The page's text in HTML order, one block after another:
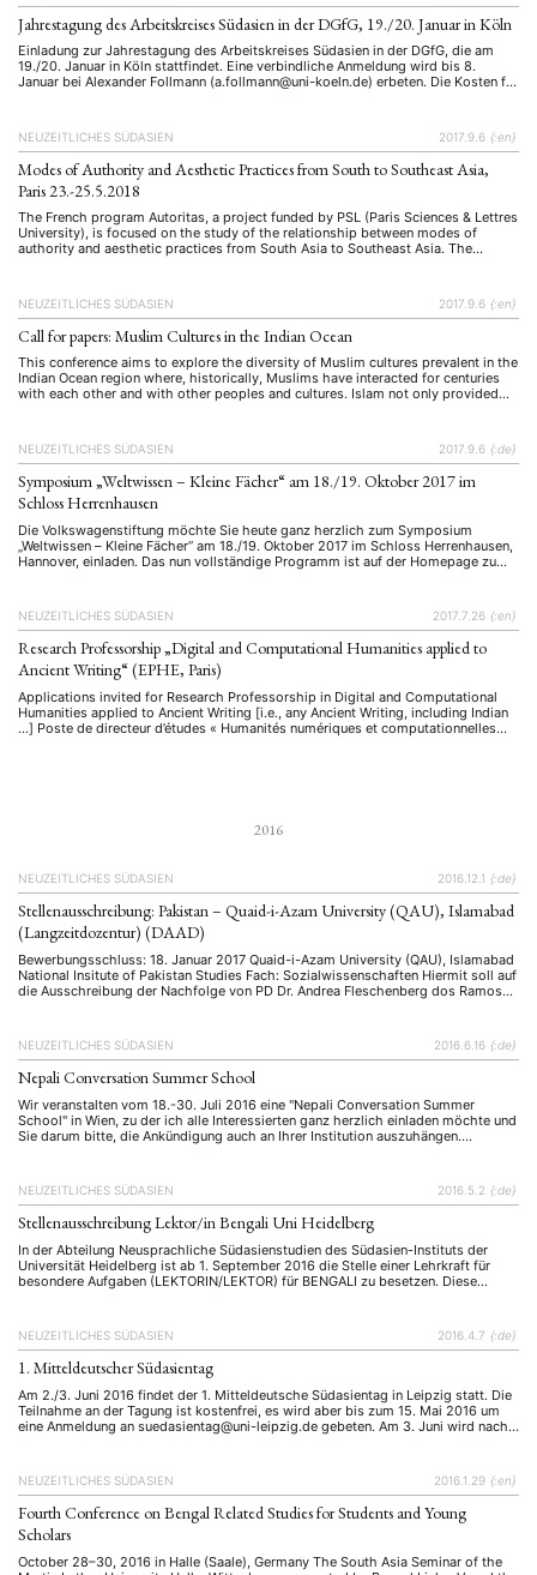
Jahrestagung des Arbeitskreises Südasien in der DGfG, 19./20. Januar in Köln
Einladung zur Jahrestagung des Arbeitskreises Südasien in der DGfG, die am
19./20. Januar in Köln stattfindet. Eine verbindliche Anmeldung wird bis 8.
Januar bei Alexander Follmann (a.follmann@uni-koeln.de) erbeten. Die Kosten für
NEUZEITLICHES SÜDASIEN 2017.9.6 {:en}
Modes of Authority and Aesthetic Practices from South to Southeast Asia,
Paris 23.-25.5.2018
The French program Autoritas, a project funded by PSL (Paris Sciences & Lettres
University), is focused on the study of the relationship between modes of
authority and aesthetic practices from South Asia to Southeast Asia. The
NEUZEITLICHES SÜDASIEN 2017.9.6 {:en}
Call for papers: Muslim Cultures in the Indian Ocean
This conference aims to explore the diversity of Muslim cultures prevalent in the
Indian Ocean region where, historically, Muslims have interacted for centuries
with each other and with other peoples and cultures. Islam not only provided
NEUZEITLICHES SÜDASIEN 2017.9.6 {:de}
Symposium „Weltwissen – Kleine Fächer“ am 18./19. Oktober 2017 im
Schloss Herrenhausen
Die Volkswagenstiftung möchte Sie heute ganz herzlich zum Symposium
„Weltwissen – Kleine Fächer“ am 18./19. Oktober 2017 im Schloss Herrenhausen,
Hannover, einladen. Das nun vollständige Programm ist auf der Homepage zu
sogenannten Kleinen Fächer zielt. …
NEUZEITLICHES SÜDASIEN 2017.7.26 {:en}
Research Professorship „Digital and Computational Humanities applied to
Ancient Writing“ (EPHE, Paris)
Applications invited for Research Professorship in Digital and Computational
Humanities applied to Ancient Writing [i.e., any Ancient Writing, including Indian
...] Poste de directeur d’études « Humanités numériques et computationnelles
2016
NEUZEITLICHES SÜDASIEN 2016.12.1 {:de}
Stellenausschreibung: Pakistan – Quaid-i-Azam University (QAU), Islamabad
(Langzeitdozentur) (DAAD)
Bewerbungsschluss: 18. Januar 2017 Quaid-i-Azam University (QAU), Islamabad
National Insitute of Pakistan Studies Fach: Sozialwissenschaften Hiermit soll auf
die Ausschreibung der Nachfolge von PD Dr. Andrea Fleschenberg dos Ramos
Professor/Langzeitdozentin hingewiesen werden. Wichtig ist ein Interesse an
interdisziplinärer Arbeit, regionalen …
NEUZEITLICHES SÜDASIEN 2016.6.16 {:de}
Nepali Conversation Summer School
Wir veranstalten vom 18.-30. Juli 2016 eine "Nepali Conversation Summer
School" in Wien, zu der ich alle Interessierten ganz herzlich einladen möchte und
Sie darum bitte, die Ankündigung auch an Ihrer Institution auszuhängen.
NEUZEITLICHES SÜDASIEN 2016.5.2 {:de}
Stellenausschreibung Lektor/in Bengali Uni Heidelberg
In der Abteilung Neusprachliche Südasienstudien des Südasien-Instituts der
Universität Heidelberg ist ab 1. September 2016 die Stelle einer Lehrkraft für
besondere Aufgaben (LEKTORIN/LEKTOR) für BENGALI zu besetzen. Diese
Südasien-Institut ist das deutschlandweit größte Zentrum …
NEUZEITLICHES SÜDASIEN 2016.4.7 {:de}
1. Mitteldeutscher Südasientag
Am 2./3. Juni 2016 findet der 1. Mitteldeutsche Südasientag in Leipzig statt. Die
Teilnahme an der Tagung ist kostenfrei, es wird aber bis zum 15. Mai 2016 um
eine Anmeldung an suedasientag@uni-leipzig.de gebeten. Am 3. Juni wird nach
NEUZEITLICHES SÜDASIEN 2016.1.29 {:en}
Fourth Conference on Bengal Related Studies for Students and Young
Scholars
October 28–30, 2016 in Halle (Saale), Germany The South Asia Seminar of the